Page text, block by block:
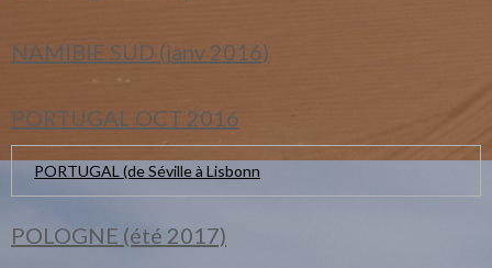
NAMIBIE SUD (janv 2016)
PORTUGAL OCT 2016
PORTUGAL (de Séville à Lisbonn
POLOGNE (été 2017)